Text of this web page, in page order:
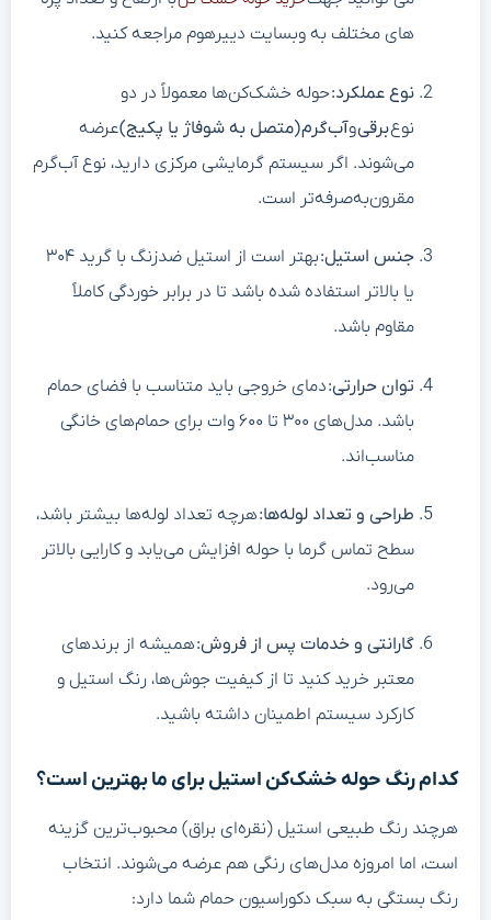
های مختلف به وبسایت دییرهوم مراجعه کنید.
نوع عملکرد:حوله خشک‌کن‌ها معمولاً در دو
نوعبرقیوآب‌گرم(متصل به شوفاژ یا پکیج)عرضه
می‌شوند. اگر سیستم گرمایشی مرکزی دارید، نوع آب‌گرم
مقرون‌به‌صرفه‌تر است.
جنس استیل:
بهتر است از استیل ضدزنگ با گرید ۳۰۴
یا بالاتر استفاده شده باشد تا در برابر خوردگی کاملاً
مقاوم باشد.
توان حرارتی:دمای خروجی باید متناسب با فضای حمام
باشد. مدل‌های ۳۰۰ تا ۶۰۰ وات برای حمام‌های خانگی
مناسب‌اند.
طراحی و تعداد لوله‌ها:هرچه تعداد لوله‌ها بیشتر باشد،
سطح تماس گرما با حوله افزایش می‌یابد و کارایی بالاتر
می‌رود.
گارانتی و خدمات پس از فروش:همیشه از برندهای
معتبر خرید کنید تا از کیفیت جوش‌ها، رنگ استیل و
کارکرد سیستم اطمینان داشته باشید.
کدام رنگ حوله خشک‌کن استیل برای ما بهترین است؟
هرچند رنگ طبیعی استیل (نقره‌ای براق) محبوب‌ترین گزینه
است، اما امروزه مدل‌های رنگی هم عرضه می‌شوند. انتخاب
رنگ بستگی به سبک دکوراسیون حمام شما دارد: